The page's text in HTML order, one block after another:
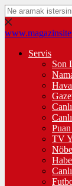
Servis
Son
TV